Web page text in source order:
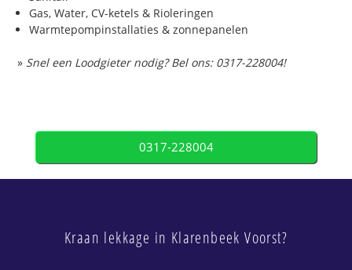
Gas, Water, CV-ketels & Rioleringen
Warmtepompinstallaties & zonnepanelen
» Snel een Loodgieter nodig? Bel ons: 0317-228004!
0317-228004
Kraan lekkage in Klarenbeek Voorst?